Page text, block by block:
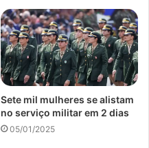
Sete mil mulheres se alistam
no serviço militar em 2 dias
05/01/2025